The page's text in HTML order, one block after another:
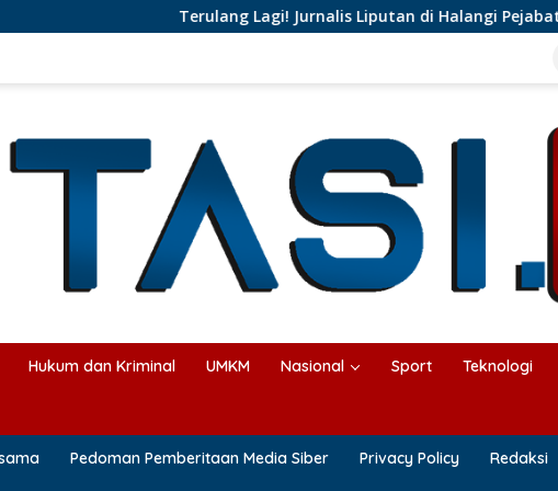
Terulang Lagi! Jurnalis Liputan di Halangi Pejabat Pemprov Lampung
Hukum dan Kriminal UMKM Nasional Sport Teknologi
Pedoman Pemberitaan Media Siber Privacy Policy Redaksi